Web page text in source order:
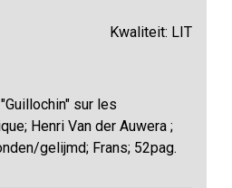
Kwaliteit: LIT
sur les
Henri Van der Auwera ;
gelijmd; Frans; 52pag.